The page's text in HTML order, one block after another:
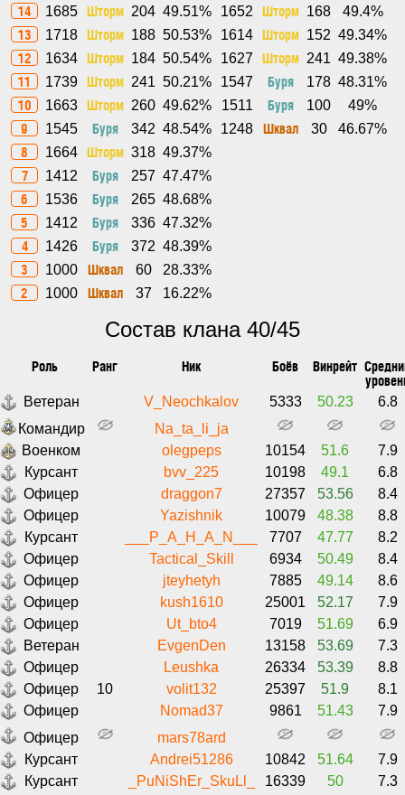
14 1685 Шторм 204 49.51% 1652 Шторм 168 49.4%
13 1718 Шторм 188 50.53% 1614 Шторм 152 49.34%
12 1634 Шторм 184 50.54% 1627 Шторм 241 49.38%
11 1739 Шторм 241 50.21% 1547 Буря 178 48.31%
10 1663 Шторм 260 49.62% 1511 Буря 100 49%
9 1545 Буря 342 48.54% 1248 Шквал 30 46.67%
8 1664 Шторм 318 49.37%
7 1412 Буря 257 47.47%
6 1536 Буря 265 48.68%
5 1412 Буря 336 47.32%
4 1426 Буря 372 48.39%
3 1000 Шквал 60 28.33%
2 1000 Шквал 37 16.22%
Состав клана 40/45
Роль Ранг Ник Боёв Винрейт
Ветеран V_Neochkalov 5333 50.23
6.8
Командир
Na_ta_li_ja
Военком
olegpeps 10154 51.6
7.9
Курсант
bvv_225 10198 49.1
6.8
Офицер
draggon7 27357 53.56
8.4
Офицер
Yazishnik 10079 48.38
8.8
Курсант
___P_A_H_A_N___ 7707 47.77
8.2
Офицер
Tactical_Skill 6934 50.49
8.4
Офицер
jteyhetyh 7885 49.14
8.6
Офицер
kush1610 25001 52.17
7.9
Офицер
Ut_bto4 7019 51.69
6.9
Ветеран
EvgenDen 13158 53.69
7.3
Офицер
Leushka 26334 53.39
8.8
Офицер
10 volit132 25397 51.9
8.1
Офицер
Nomad37 9861 51.43
7.9
Офицер
mars78ard
Курсант
Andrei51286 10842 51.64
7.9
Курсант
_PuNiShEr_SkuLl_ 16339 50
7.3